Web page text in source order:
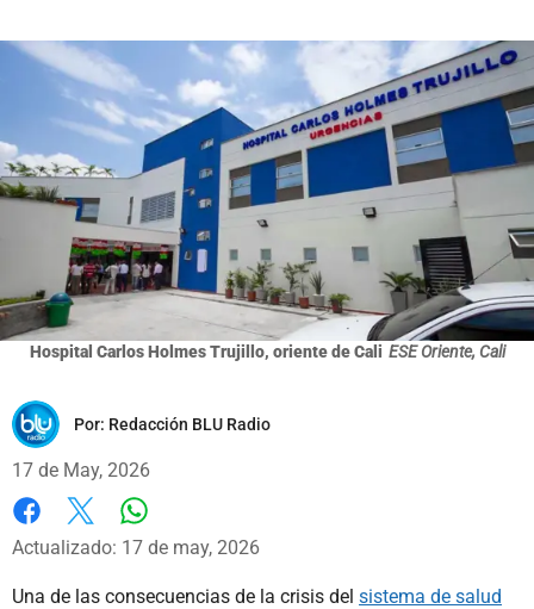
Hospital Carlos Holmes Trujillo, oriente de Cali ESE Oriente, Cali
Por: Redacción BLU Radio
17 de May, 2026
Facebook
X
Actualizado: 17 de may, 2026
Una de las consecuencias de la crisis del sistema de salud